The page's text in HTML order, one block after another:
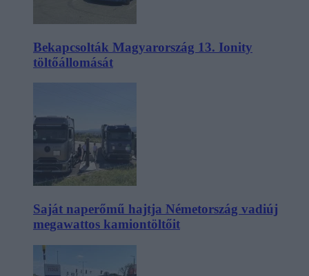
Bekapcsolták Magyarország 13. Ionity
töltőállomását
Saját naperőmű hajtja Németország vadiúj
megawattos kamiontöltőit